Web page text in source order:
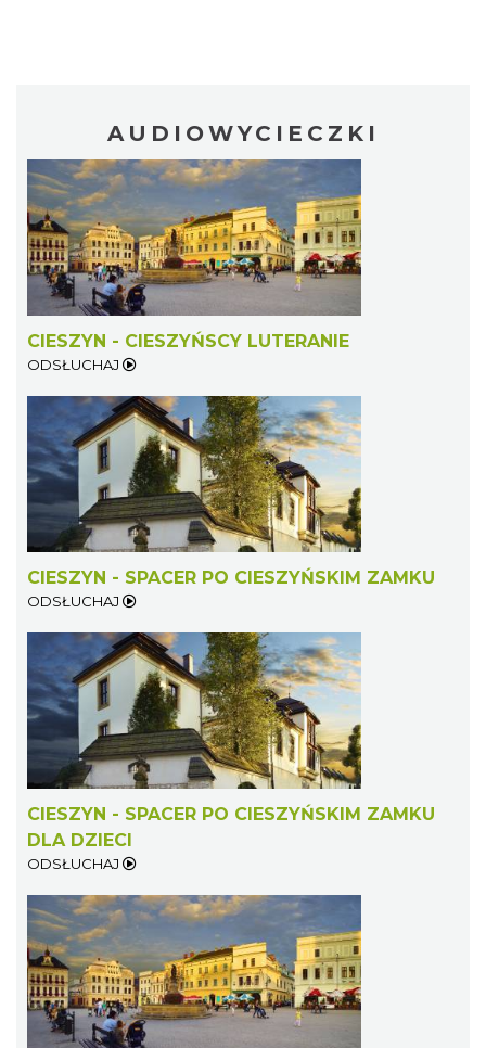
AUDIOWYCIECZKI
CIESZYN - CIESZYŃSCY LUTERANIE
ODSŁUCHAJ
CIESZYN - SPACER PO CIESZYŃSKIM ZAMKU
ODSŁUCHAJ
CIESZYN - SPACER PO CIESZYŃSKIM ZAMKU
DLA DZIECI
ODSŁUCHAJ